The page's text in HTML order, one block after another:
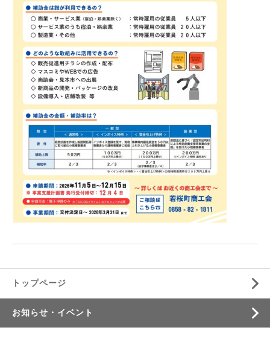
トップページ
お知らせ・イベント